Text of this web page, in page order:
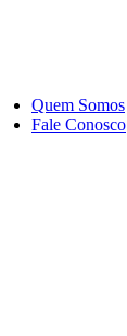
Quem Somos
Fale Conosco